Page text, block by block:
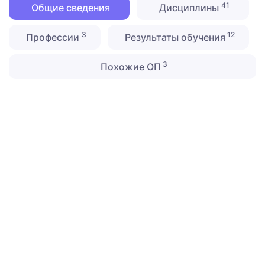
Общие сведения Дисциплины 41
Профессии 3 Результаты обучения 12
Похожие ОП 3